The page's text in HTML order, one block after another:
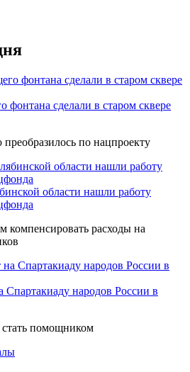
фонтана сделали в старом сквере
по нацпроекту
области нашли работу
расходы на
Спартакиаду народов России в
стать помощником